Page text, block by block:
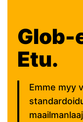
Glob-
Etu.
Emme myy